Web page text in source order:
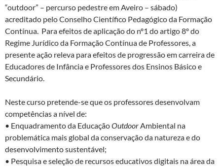
“outdoor” – percurso pedestre em Aveiro – sábado)
acreditado pelo Conselho Científico Pedagógico da Formação
Contínua. Para efeitos de aplicação do nº1 do artigo 8º do
Regime Jurídico da Formação Contínua de Professores, a
presente ação releva para efeitos de progressão em carreira de
Educadores de Infância e Professores dos Ensinos Básico e
Secundário.
Neste curso pretende-se que os professores desenvolvam
competências a nível de:
• Enquadramento da EducaçãoOutdoor Ambiental na
problemática mais global da conservação da natureza e do
desenvolvimento sustentável;
• Pesquisa e seleção de recursos educativos digitais na área da